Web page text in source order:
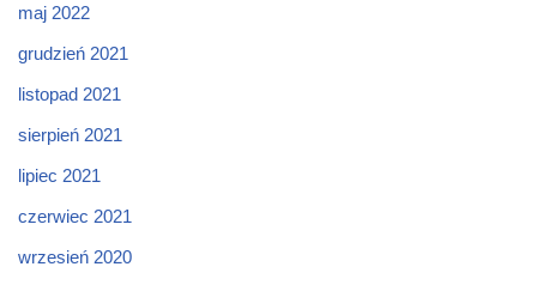
maj 2022
grudzień 2021
listopad 2021
sierpień 2021
lipiec 2021
czerwiec 2021
wrzesień 2020